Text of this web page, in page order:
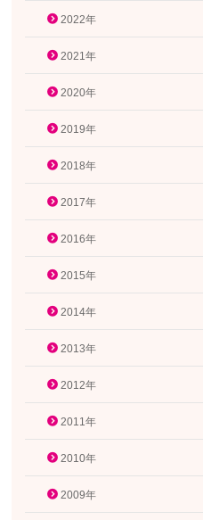
2022年
2021年
2020年
2019年
2018年
2017年
2016年
2015年
2014年
2013年
2012年
2011年
2010年
2009年